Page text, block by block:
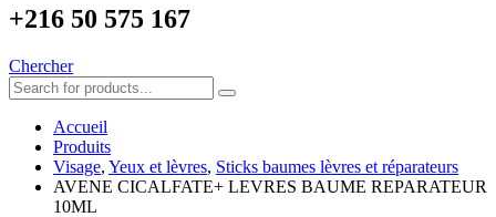
+216 50 575 167
Chercher
Accueil
Produits
Visage, Yeux et lèvres, Sticks baumes lèvres et réparateurs
AVENE CICALFATE+ LEVRES BAUME REPARATEUR
10ML